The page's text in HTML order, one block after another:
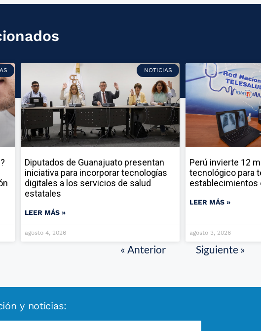
NOTICIAS
Diputados de Guanajuato presentan
iniciativa para incorporar tecnologías
digitales a los servicios de salud
estatales
LEER MÁS »
agosto 4, 2026
Perú invierte 12
tecnológico para
establecimientos
LEER MÁS »
agosto 3, 2026
« Anterior Siguiente »
y noticias: